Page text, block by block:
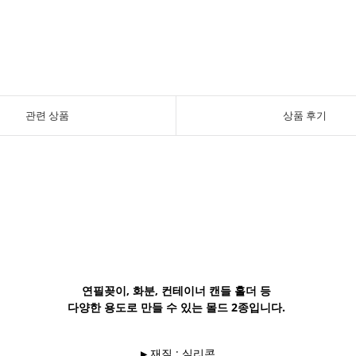
관련 상품 상품 후기
연필꽂이, 화분, 컨테이너 캔들 홀더 등
다양한 용도로 만들 수 있는 몰드 2종입니다.